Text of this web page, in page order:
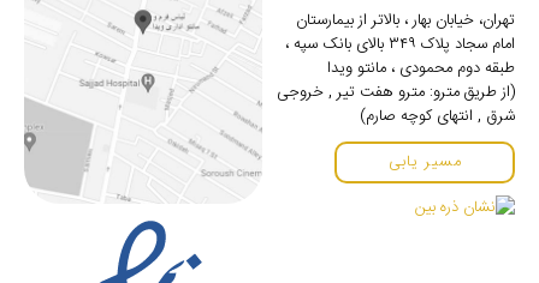
تهران، خیابان بهار ، بالاتر از بیمارستان
امام سجاد پلاک ۳۴۹ بالای بانک سپه ،
طبقه دوم محمودی ، مانتو ویدا
(از طریق مترو: مترو هفت تیر , خروجی
شرق , انتهای کوچه صارم)
مسیر یابی